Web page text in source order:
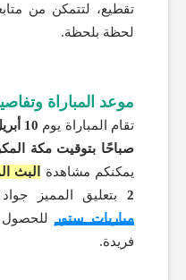
تقطيع، لتتمكن من
لحظة بلحظة.
موعد المباراة
تقام المباراة يوم 10 أبريل 2025
صباحًا بتوقيت مكة
يمكنكم مشاهدة
البث
2 بتعليق المميز
مباريات ستور
فريدة.